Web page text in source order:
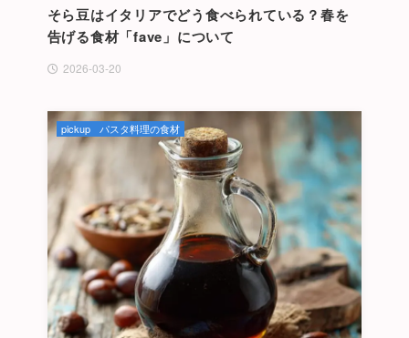
そら豆はイタリアでどう食べられている？春を
告げる食材「fave」について
2026-03-20
pickup パスタ料理の食材